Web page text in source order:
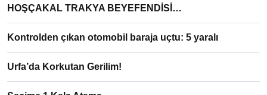
HOŞÇAKAL TRAKYA BEYEFENDİSİ…
Kontrolden çıkan otomobil baraja uçtu: 5 yaralı
Urfa’da Korkutan Gerilim!